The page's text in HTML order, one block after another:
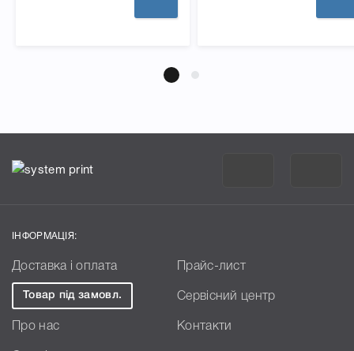
ІНФОРМАЦІЯ:
Доставка і оплата Прайс-лист
Товар під замовл. Сервісний центр
Про нас Контакти